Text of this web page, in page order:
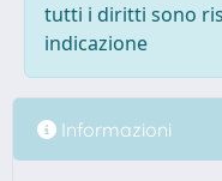
tutti i diritti sono
indicazione
Informazioni